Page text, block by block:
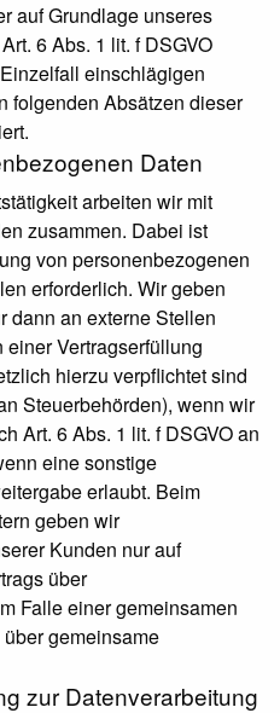
auf Grundlage unseres
6 Abs. 1 lit. f DSGVO
einschlägigen
folgenden Absätzen dieser
Daten
arbeiten wir mit
zusammen. Dabei ist
von personenbezogenen
erforderlich. Wir geben
dann an externe Stellen
Vertragserfüllung
hierzu verpflichtet sind
Steuerbehörden), wenn wir
Art. 6 Abs. 1 lit. f DSGVO an
eine sonstige
erlaubt. Beim
geben wir
Kunden nur auf
über
Falle einer gemeinsamen
gemeinsame
zur Datenverarbeitung